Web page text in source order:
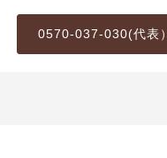
0570-037-030(代表）